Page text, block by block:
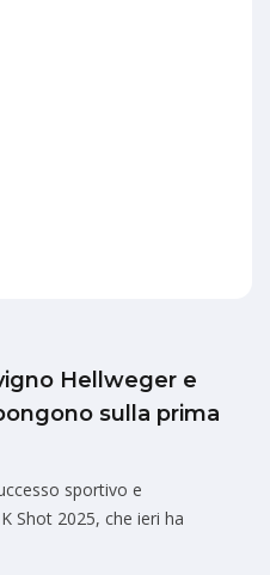
Hellweger e
sulla prima
sportivo e
Shot 2025, che ieri ha